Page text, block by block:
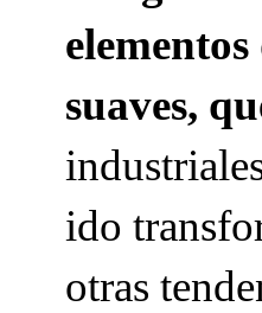
suaves,
ido
otras